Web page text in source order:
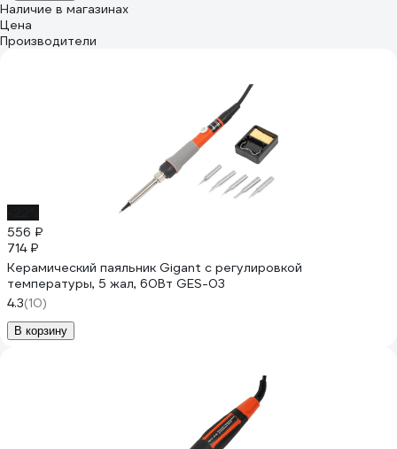
Наличие в магазинах
Цена
Производители
556 ₽
714 ₽
Керамический паяльник Gigant с регулировкой
температуры, 5 жал, 60Вт GES-03
4.3(10)
В корзину